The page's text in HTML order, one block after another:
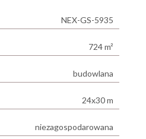
NEX-GS-5935
724 m²
budowlana
24x30 m
niezagospodarowana